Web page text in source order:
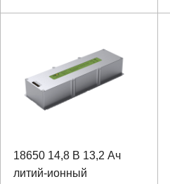
18650 14,8 В 13,2 Ач
литий-ионный